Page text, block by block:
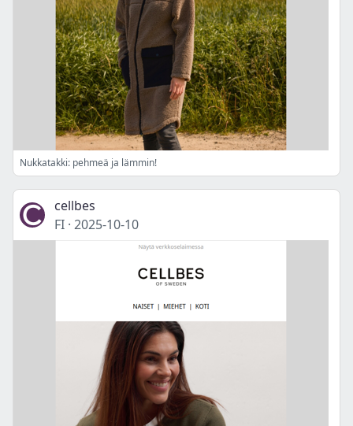
Nukkatakki: pehmeä ja lämmin!
cellbes
FI · 2025-10-10